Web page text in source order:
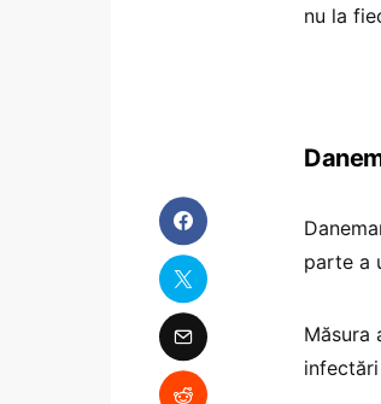
nu la
parte a
Măsura